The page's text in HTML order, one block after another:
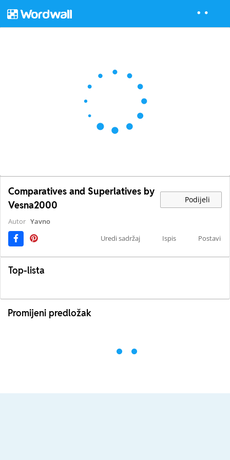
Comparatives and Superlatives by
Vesna2000
Podijeli
Autor Yavno
Uredi sadržaj
Ispis Postavi
Top-lista
Promijeni predložak